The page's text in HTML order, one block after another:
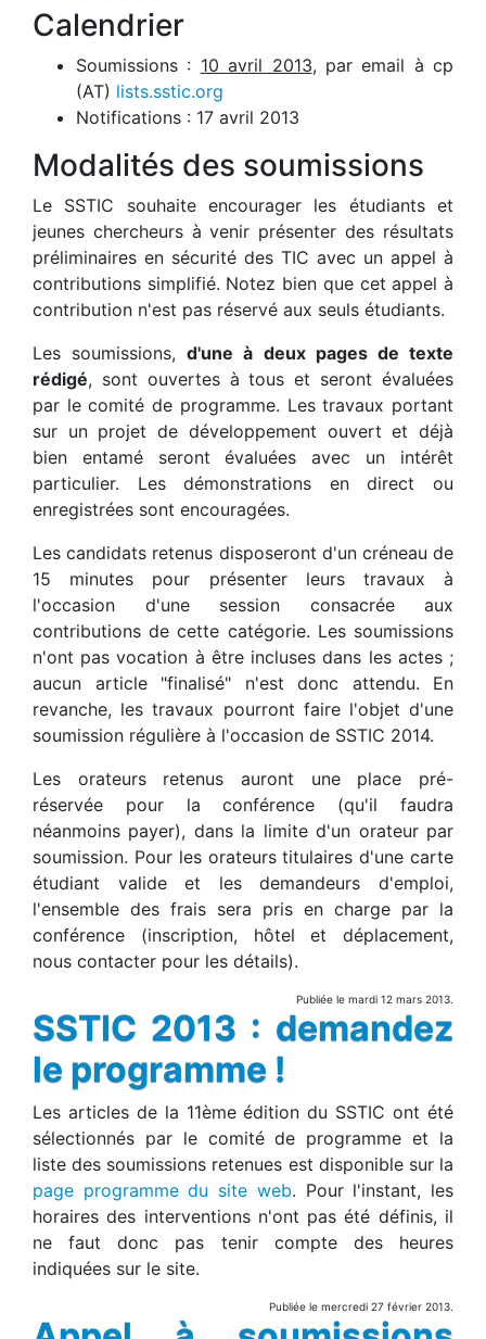
Calendrier
Soumissions : 10 avril 2013, par email à cp
(AT) lists.sstic.org
Notifications : 17 avril 2013
Modalités des soumissions
Le SSTIC souhaite encourager les étudiants et
jeunes chercheurs à venir présenter des résultats
préliminaires en sécurité des TIC avec un appel à
contributions simplifié. Notez bien que cet appel à
contribution n'est pas réservé aux seuls étudiants.
Les soumissions,d'une à deux pages de texte
rédigé, sont ouvertes à tous et seront évaluées
par le comité de programme. Les travaux portant
sur un projet de développement ouvert et déjà
bien entamé seront évaluées avec un intérêt
particulier. Les démonstrations en direct ou
enregistrées sont encouragées.
Les candidats retenus disposeront d'un créneau de
15 minutes pour présenter leurs travaux à
l'occasion d'une session consacrée aux
contributions de cette catégorie. Les soumissions
n'ont pas vocation à être incluses dans les actes ;
aucun article "finalisé" n'est donc attendu. En
revanche, les travaux pourront faire l'objet d'une
soumission régulière à l'occasion de SSTIC 2014.
Les orateurs retenus auront une place pré-
réservée pour la conférence (qu'il faudra
néanmoins payer), dans la limite d'un orateur par
soumission. Pour les orateurs titulaires d'une carte
étudiant valide et les demandeurs d'emploi,
l'ensemble des frais sera pris en charge par la
conférence (inscription, hôtel et déplacement,
nous contacter pour les détails).
Publiée le mardi 12 mars 2013.
SSTIC 2013 : demandez
le programme !
Les articles de la 11ème édition du SSTIC ont été
sélectionnés par le comité de programme et la
liste des soumissions retenues est disponible sur la
page programme du site web. Pour l'instant, les
horaires des interventions n'ont pas été définis, il
ne faut donc pas tenir compte des heures
indiquées sur le site.
Publiée le mercredi 27 février 2013.